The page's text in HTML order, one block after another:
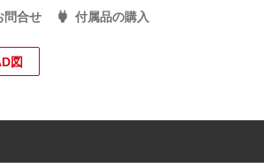
問合せ 付属品の購入
図